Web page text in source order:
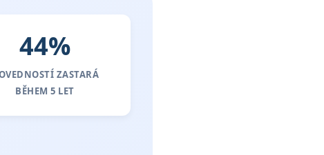
44%
ZASTARÁ
BĚHEM 5 LET